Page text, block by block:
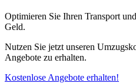
Optimieren Sie Ihren Transport
Geld.
Nutzen Sie jetzt unseren
Angebote zu erhalten.
Kostenlose Angebote erhalten!